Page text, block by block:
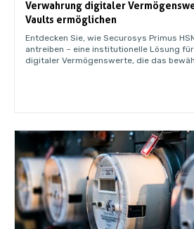
Verwahrung digitaler
Vaults ermöglichen
Entdecken Sie, wie Securosys Primus
antreiben – eine institutionelle Lösung
digitaler Vermögenswerte, die das